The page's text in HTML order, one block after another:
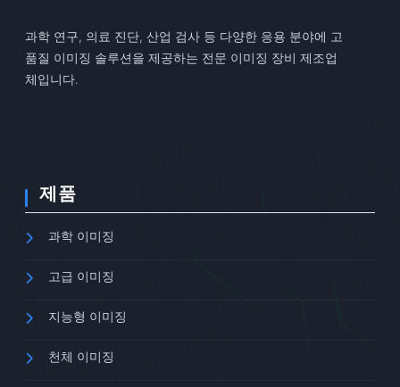
과학 연구, 의료 진단, 산업 검사 등 다양한 응용 분야에 고
품질 이미징 솔루션을 제공하는 전문 이미징 장비 제조업
체입니다.
제품
과학 이미징
고급 이미징
지능형 이미징
천체 이미징